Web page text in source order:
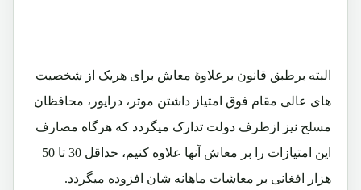
البته برطبق قانون برعلاوۀ معاش برای هریک از شخصیت
های عالی مقام فوق امتیاز داشتن موتر، درایور، محافظان
مسلح نیز ازطرف دولت تدارک میگردد که هرگاه مصارف
این امتیازات را بر معاش آنها علاوه کنیم، حداقل 30 تا 50
هزار افغانی بر معاشات ماهانه شان افزوده میگردد.